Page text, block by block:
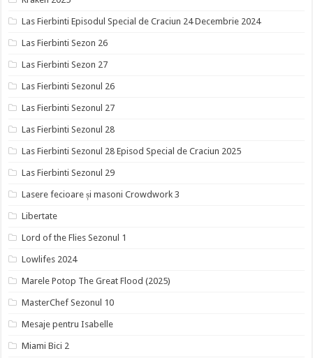
Las Fierbinti Episodul Special de Craciun 24 Decembrie 2024
Las Fierbinti Sezon 26
Las Fierbinti Sezon 27
Las Fierbinti Sezonul 26
Las Fierbinti Sezonul 27
Las Fierbinti Sezonul 28
Las Fierbinti Sezonul 28 Episod Special de Craciun 2025
Las Fierbinti Sezonul 29
Lasere fecioare și masoni Crowdwork 3
Libertate
Lord of the Flies Sezonul 1
Lowlifes 2024
Marele Potop The Great Flood (2025)
MasterChef Sezonul 10
Mesaje pentru Isabelle
Miami Bici 2